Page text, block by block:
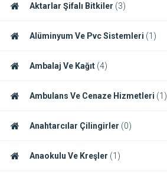
Aktarlar Şifalı Bitkiler (3)
Alüminyum Ve Pvc Sistemleri (1)
Ambalaj Ve Kağıt (4)
Ambulans Ve Cenaze Hizmetleri (1)
Anahtarcılar Çilingirler (0)
Anaokulu Ve Kreşler (1)